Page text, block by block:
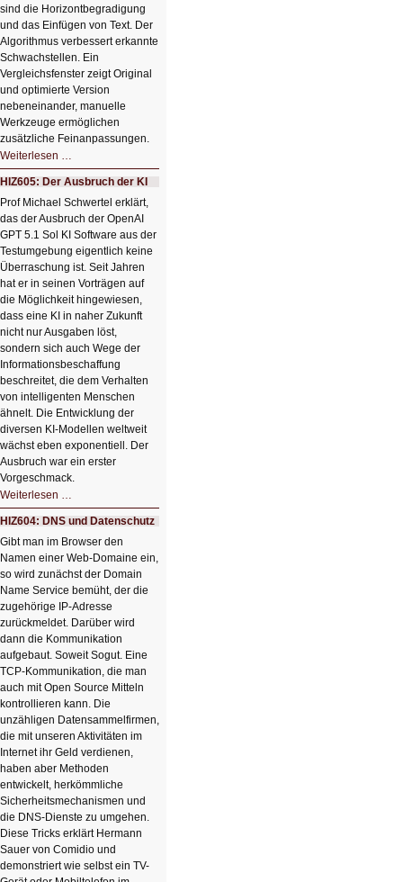
sind die Horizontbegradigung
und das Einfügen von Text. Der
Algorithmus verbessert erkannte
Schwachstellen. Ein
Vergleichsfenster zeigt Original
und optimierte Version
nebeneinander, manuelle
Werkzeuge ermöglichen
zusätzliche Feinanpassungen.
Weiterlesen …
Bildverschönerung
mit
einem
Klick
HIZ606:
Bildverschönerung
mit
einem
Klick
HIZ605: Der Ausbruch der KI
Prof Michael Schwertel erklärt,
das der Ausbruch der OpenAI
GPT 5.1 Sol KI Software aus der
Testumgebung eigentlich keine
Überraschung ist. Seit Jahren
hat er in seinen Vorträgen auf
die Möglichkeit hingewiesen,
dass eine KI in naher Zukunft
nicht nur Ausgaben löst,
sondern sich auch Wege der
Informationsbeschaffung
beschreitet, die dem Verhalten
von intelligenten Menschen
ähnelt. Die Entwicklung der
diversen KI-Modellen weltweit
wächst eben exponentiell. Der
Ausbruch war ein erster
Vorgeschmack.
Weiterlesen …
Der
Ausbruch
der
KI
HIZ604: DNS und Datenschutz
Gibt man im Browser den
Namen einer Web-Domaine ein,
so wird zunächst der Domain
Name Service bemüht, der die
zugehörige IP-Adresse
zurückmeldet. Darüber wird
dann die Kommunikation
aufgebaut. Soweit Sogut. Eine
TCP-Kommunikation, die man
auch mit Open Source Mitteln
kontrollieren kann. Die
unzähligen Datensammelfirmen,
die mit unseren Aktivitäten im
Internet ihr Geld verdienen,
haben aber Methoden
entwickelt, herkömmliche
Sicherheitsmechanismen und
die DNS-Dienste zu umgehen.
Diese Tricks erklärt Hermann
Sauer von Comidio und
demonstriert wie selbst ein TV-